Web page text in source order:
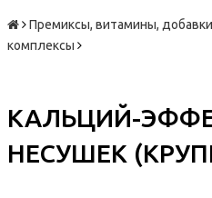
Премиксы, витамины, добавки
комплексы
КАЛЬЦИЙ-
НЕСУШЕК